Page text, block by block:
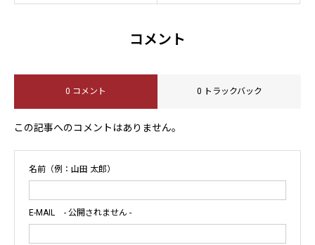
コメント
0 コメント 0 トラックバック
この記事へのコメントはありません。
名前（例：山田 太郎）
E-MAIL - 公開されません -